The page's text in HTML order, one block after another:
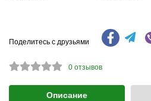
Поделитесь с друзьями
0 отзывов
Описание